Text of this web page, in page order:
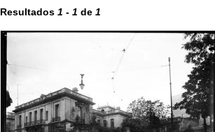
Resultados 1 - 1 de 1